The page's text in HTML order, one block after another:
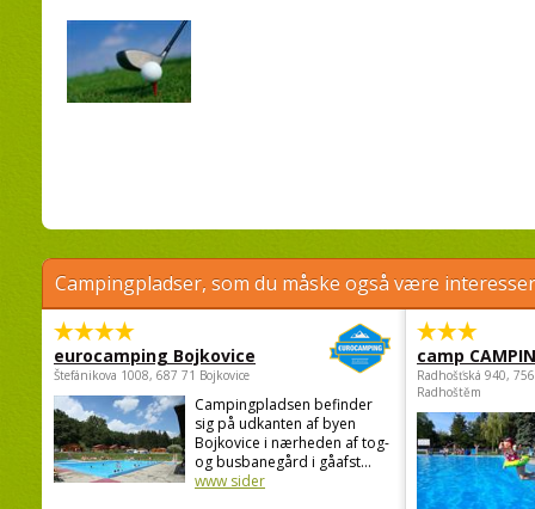
Campingpladser, som du måske også være
eurocamping Bojkovice
Štefánikova 1008, 687 71 Bojkovice
Campingpladsen befinder
sig på udkanten af byen
Bojkovice i nærheden af tog-
og busbanegård i gåafst...
www sider
camp
Radhošťská 940,
Radhoštěm